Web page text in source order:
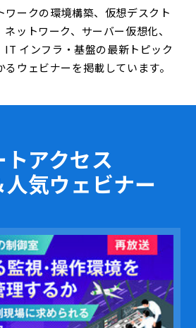
ワークの環境構築、仮想デスクト
ットワーク、サーバー仮想化、
IT インフラ・基盤の最新トピック
ウェビナーを掲載しています。
トアクセス
人気ウェビナー